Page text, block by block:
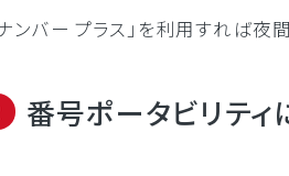
ナンバー プラス」を利用すれば
番号ポータビリティ